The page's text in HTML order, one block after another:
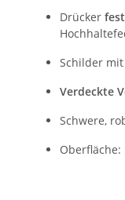
Drücker
Schilder mit
Verdeckte
Schwere,
Oberfläche: